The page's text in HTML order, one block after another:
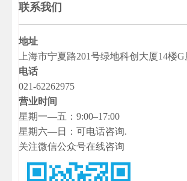
联系我们
地址
上海市宁夏路201号绿地科创大厦14楼G
电话
021-62262975
营业时间
星期一—五：9:00–17:00
星期六—日：可电话咨询.
关注微信公众号在线咨询